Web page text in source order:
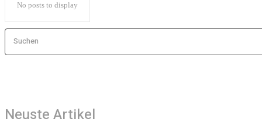
No posts to display
Suchen
Neuste Artikel